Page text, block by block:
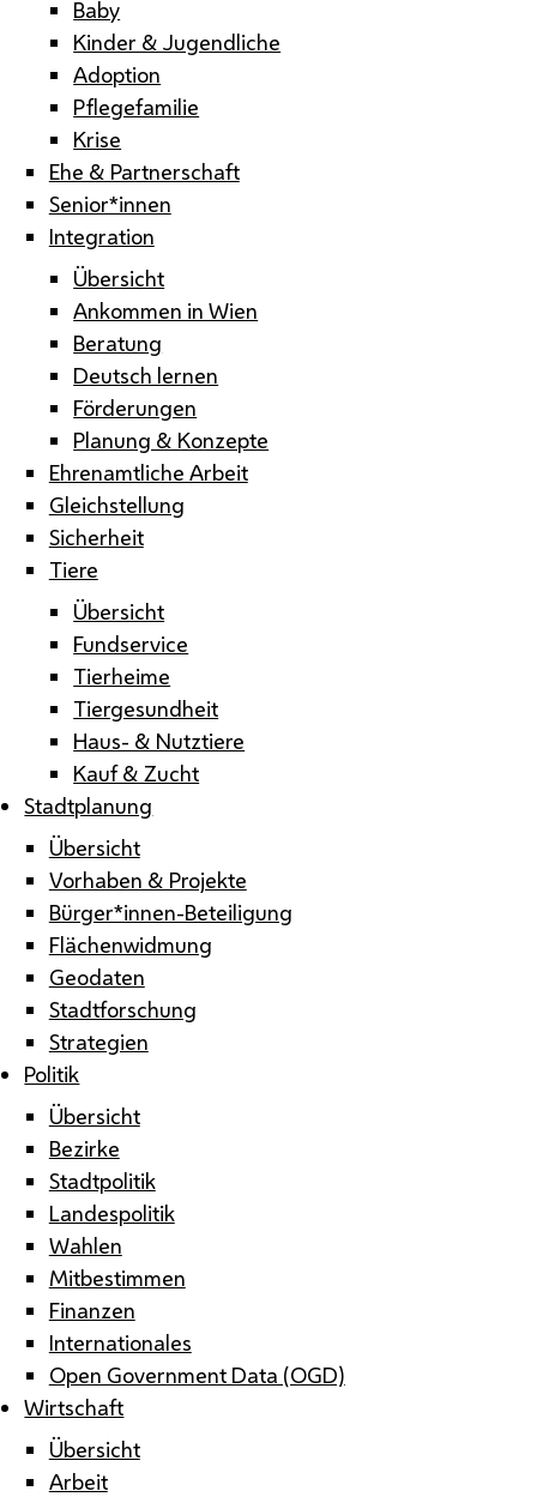
Baby
Kinder & Jugendliche
Adoption
Pflegefamilie
Krise
Ehe & Partnerschaft
Senior*innen
Integration
Übersicht
Ankommen in Wien
Beratung
Deutsch lernen
Förderungen
Planung & Konzepte
Ehrenamtliche Arbeit
Gleichstellung
Sicherheit
Tiere
Übersicht
Fundservice
Tierheime
Tiergesundheit
Haus- & Nutztiere
Kauf & Zucht
Stadtplanung
Übersicht
Vorhaben & Projekte
Bürger*innen-Beteiligung
Flächenwidmung
Geodaten
Stadtforschung
Strategien
Politik
Übersicht
Bezirke
Stadtpolitik
Landespolitik
Wahlen
Mitbestimmen
Finanzen
Internationales
Open Government Data (OGD)
Wirtschaft
Übersicht
Arbeit